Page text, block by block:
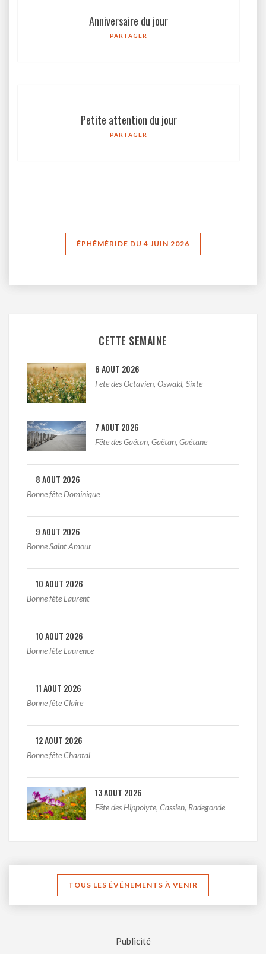
Anniversaire du jour
PARTAGER
Petite attention du jour
PARTAGER
ÉPHÉMÉRIDE DU 4 JUIN 2026
CETTE SEMAINE
6 AOUT 2026
Fëte des Octavien, Oswald, Sixte
7 AOUT 2026
Fëte des Gaétan, Gaëtan, Gaétane
8 AOUT 2026
Bonne fête Dominique
9 AOUT 2026
Bonne Saint Amour
10 AOUT 2026
Bonne fête Laurent
10 AOUT 2026
Bonne fête Laurence
11 AOUT 2026
Bonne fête Claire
12 AOUT 2026
Bonne fête Chantal
13 AOUT 2026
Fëte des Hippolyte, Cassien, Radegonde
TOUS LES ÉVÉNEMENTS À VENIR
Publicité